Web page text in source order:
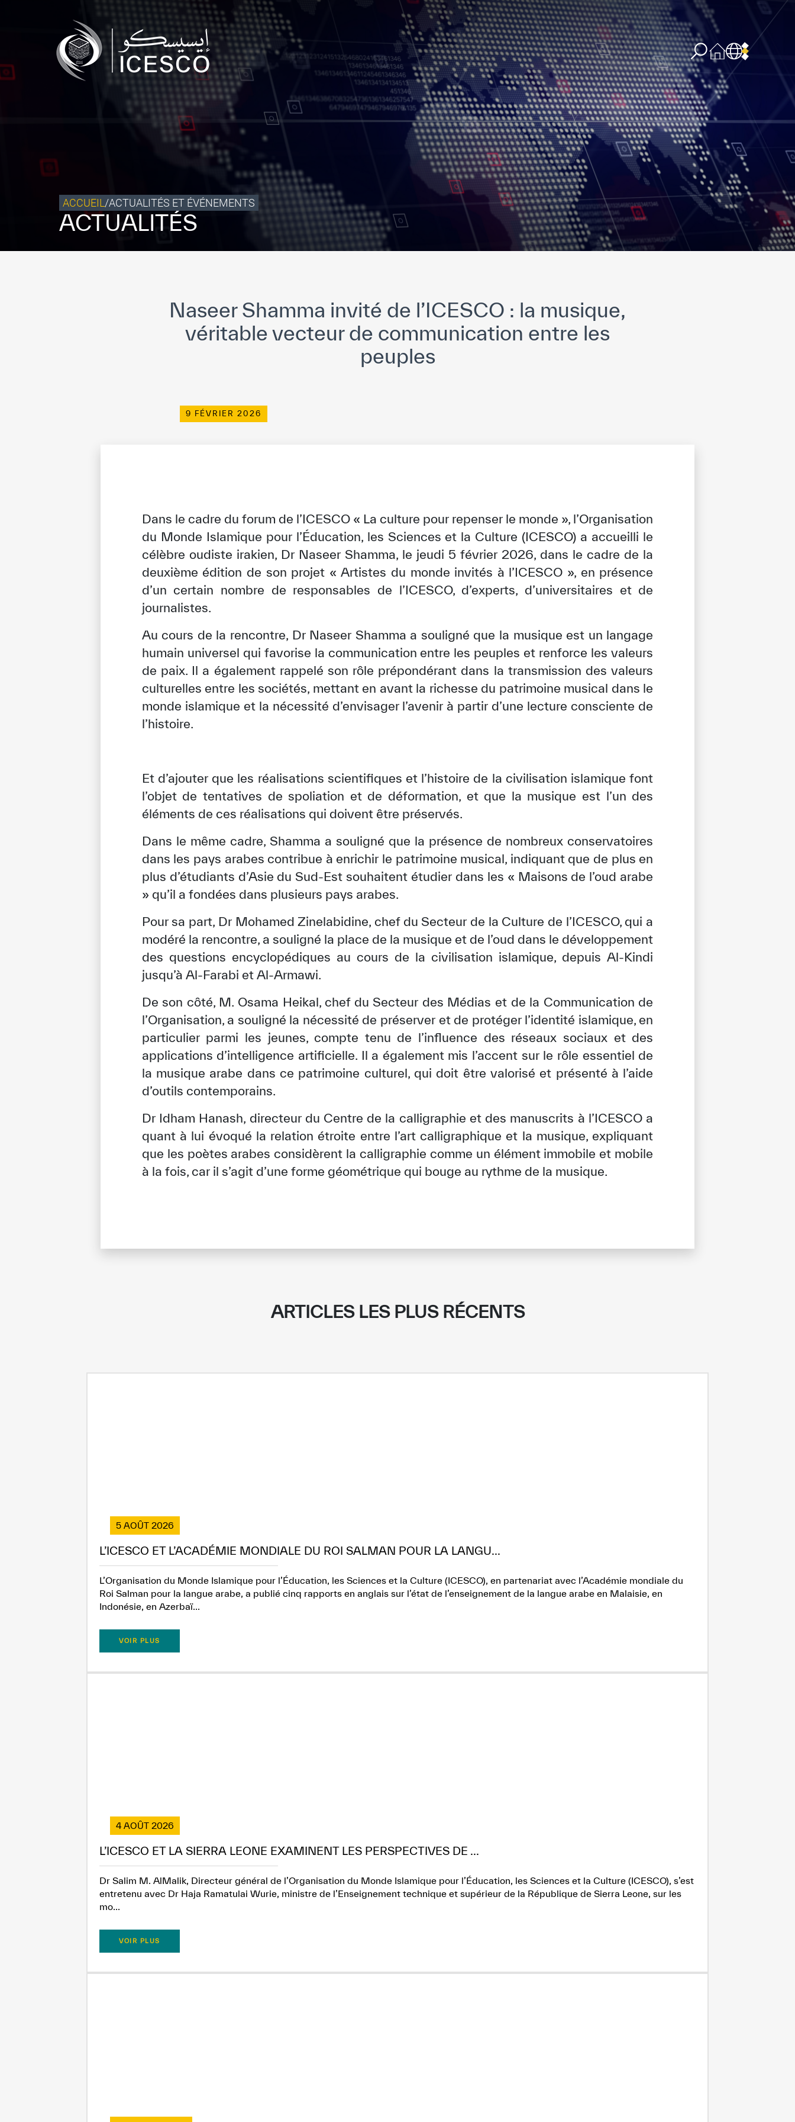
Qui sommes-nous ?
Ce que nous faisons
Notre impact
Données et perspectives
Centre des Médias
S’engager
Politique de confidentialité Politique et procédure concernant l’IA PPSSI Droit d’auteur Clause de non-responsabilité
✪
✪ ✪
✪ ✪ ✪
✪ ✪ ✪ ✪
✪ ✪ ✪ ✪ ✪
Extremely Dissatisfied Extremely Satisfied
ACCUEIL /ACTUALITÉS ET ÉVÉNEMENTS
ACTUALITÉS
Naseer Shamma invité de l’ICESCO : la musique,
véritable vecteur de communication entre les
peuples
9 FÉVRIER 2026
Dans le cadre du forum de l’ICESCO « La culture pour repenser le monde », l’Organisation
du Monde Islamique pour l’Éducation, les Sciences et la Culture (ICESCO) a accueilli le
célèbre oudiste irakien, Dr Naseer Shamma, le jeudi 5 février 2026, dans le cadre de la
deuxième édition de son projet « Artistes du monde invités à l’ICESCO », en présence
d’un certain nombre de responsables de l’ICESCO, d’experts, d’universitaires et de
journalistes.
Au cours de la rencontre, Dr Naseer Shamma a souligné que la musique est un langage
humain universel qui favorise la communication entre les peuples et renforce les valeurs
de paix. Il a également rappelé son rôle prépondérant dans la transmission des valeurs
culturelles entre les sociétés, mettant en avant la richesse du patrimoine musical dans le
monde islamique et la nécessité d’envisager l’avenir à partir d’une lecture consciente de
l’histoire.
Et d’ajouter que les réalisations scientifiques et l’histoire de la civilisation islamique font
l’objet de tentatives de spoliation et de déformation, et que la musique est l’un des
éléments de ces réalisations qui doivent être préservés.
Dans le même cadre, Shamma a souligné que la présence de nombreux conservatoires
dans les pays arabes contribue à enrichir le patrimoine musical, indiquant que de plus en
plus d’étudiants d’Asie du Sud-Est souhaitent étudier dans les « Maisons de l’oud arabe
» qu’il a fondées dans plusieurs pays arabes.
Pour sa part, Dr Mohamed Zinelabidine, chef du Secteur de la Culture de l’ICESCO, qui a
modéré la rencontre, a souligné la place de la musique et de l’oud dans le développement
des questions encyclopédiques au cours de la civilisation islamique, depuis Al-Kindi
jusqu’à Al-Farabi et Al-Armawi.
De son côté, M. Osama Heikal, chef du Secteur des Médias et de la Communication de
l’Organisation, a souligné la nécessité de préserver et de protéger l’identité islamique, en
particulier parmi les jeunes, compte tenu de l’influence des réseaux sociaux et des
applications d’intelligence artificielle. Il a également mis l’accent sur le rôle essentiel de
la musique arabe dans ce patrimoine culturel, qui doit être valorisé et présenté à l’aide
d’outils contemporains.
Dr Idham Hanash, directeur du Centre de la calligraphie et des manuscrits à l’ICESCO a
quant à lui évoqué la relation étroite entre l’art calligraphique et la musique, expliquant
que les poètes arabes considèrent la calligraphie comme un élément immobile et mobile
à la fois, car il s’agit d’une forme géométrique qui bouge au rythme de la musique.
ARTICLES LES PLUS RÉCENTS
5 AOÛT 2026
L’ICESCO ET L’ACADÉMIE MONDIALE DU ROI SALMAN POUR LA LANGU...
L’Organisation du Monde Islamique pour l’Éducation, les Sciences et la Culture (ICESCO), en partenariat avec l’Académie mondiale du
Roi Salman pour la langue arabe, a publié cinq rapports en anglais sur l’état de l’enseignement de la langue arabe en Malaisie, en
Indonésie, en Azerbaï...
VOIR PLUS
4 AOÛT 2026
L’ICESCO ET LA SIERRA LEONE EXAMINENT LES PERSPECTIVES DE ...
Dr Salim M. AlMalik, Directeur général de l’Organisation du Monde Islamique pour l’Éducation, les Sciences et la Culture (ICESCO), s’est
entretenu avec Dr Haja Ramatulai Wurie, ministre de l’Enseignement technique et supérieur de la République de Sierra Leone, sur les
mo...
VOIR PLUS